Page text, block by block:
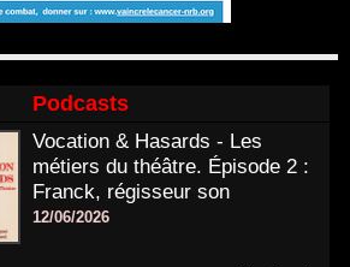
Podcasts
Vocation & Hasards - Les
métiers du théâtre. Épisode 2 :
Franck, régisseur son
12/06/2026